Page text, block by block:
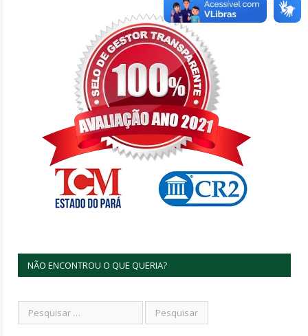
NÃO ENCONTROU O QUE QUERIA?